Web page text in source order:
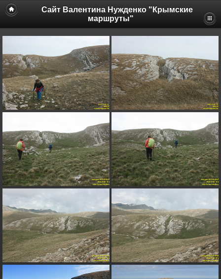
Сайт Валентина Нужденко "Крымские
маршруты"